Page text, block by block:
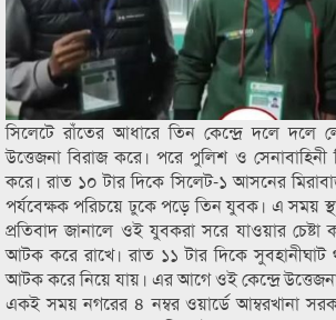
সিলেটে রাঁতের আধারে তিন কেন্দ্রে দলে
উত্তেজনা বিরাজ করে। পরে পুলিশ ও সেনাবাহিনী
করে। রাত ১০ টার দিকে সিলেট-১ আসনের
পর্যবেক্ষক পরিচয়ে ঢুকে পড়ে তিন যুবক। এ সময়
প্রতিবাদ জানালে ওই যুবকরা সরে যাওয়ার
আটক করে রাখে। রাত ১১ টার দিকে সুবহানীঘাট
আটক করে নিয়ে যায়। এর আগে ওই কেন্দ্রে
একই সময় নগরের ৪ নম্বর ওয়ার্ডে আম্বরখানা